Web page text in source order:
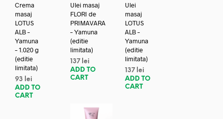
Crema
masaj
LOTUS
ALB –
Yamuna
– 1.020 g
(editie
limitata)
93
lei
ADD TO
CART
Ulei masaj
FLORI de
PRIMAVARA
– Yamuna
(editie
limitata)
137 lei
ADD TO
CART
Ulei
masaj
LOTUS
ALB –
Yamuna
(editie
limitata)
137 lei
ADD TO
CART